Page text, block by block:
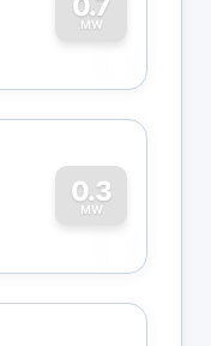
MW
0
0.3
MW
0